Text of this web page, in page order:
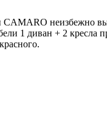
неизбежно
1 диван + 2 кресла